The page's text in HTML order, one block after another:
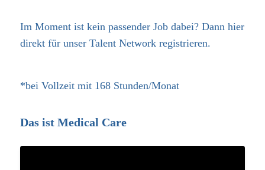
Im Moment ist kein passender Job dabei? Dann hier
direkt für unser Talent Network registrieren.
*bei Vollzeit mit 168 Stunden/Monat
Das ist Medical Care